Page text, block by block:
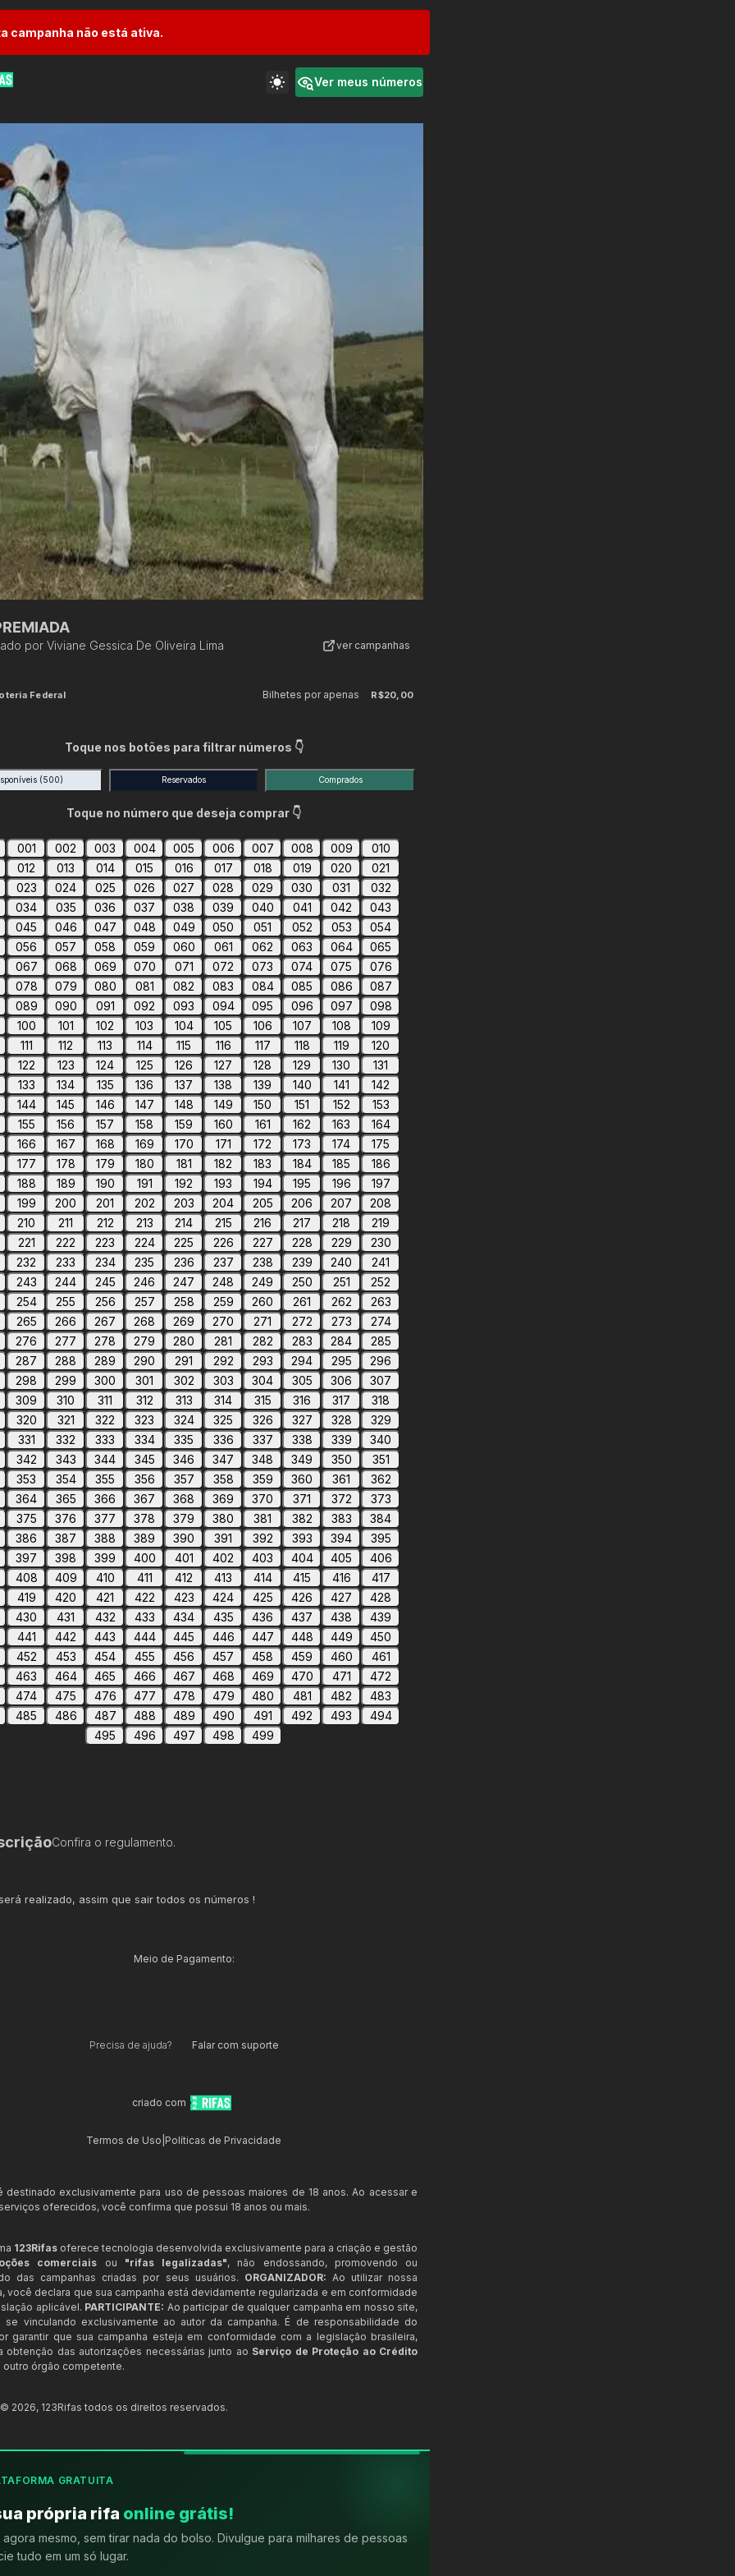
campanha não está ativa.
Ver meus números
por Viviane Gessica De Oliveira Lima ver campanhas
Federal Bilhetes por apenas R$20,00
Toque nos botões para filtrar números 👇
(500) Reservados Comprados
Toque no número que deseja comprar 👇
001 002 003 004 005 006 007 008 009
010
012
013 014 015 016 017 018 019 020
021
023
024 025 026 027 028 029 030 031
032
034
035 036 037 038 039 040 041 042
043
045
046 047 048 049 050 051 052 053
054
056
057 058 059 060 061 062 063 064
065
067
068 069 070 071 072 073 074 075
076
078
079 080 081 082 083 084 085 086
087
089
090 091 092 093 094 095 096 097
098
100
101 102 103 104 105 106 107 108
109
111
112 113 114 115 116 117 118 119
120
122
123 124 125 126 127 128 129 130
131
133
134 135 136 137 138 139 140 141
142
144
145 146 147 148 149 150 151 152
153
155
156 157 158 159 160 161 162 163
164
166
167 168 169 170 171 172 173 174
175
177
178 179 180 181 182 183 184 185
186
188
189 190 191 192 193 194 195 196
197
199
200 201 202 203 204 205 206 207
208
210
211 212 213 214 215 216 217 218
219
221
222 223 224 225 226 227 228 229
230
232
233 234 235 236 237 238 239 240
241
243
244 245 246 247 248 249 250 251
252
254
255 256 257 258 259 260 261 262
263
265
266 267 268 269 270 271 272 273
274
276
277 278 279 280 281 282 283 284
285
287
288 289 290 291 292 293 294 295
296
298
299 300 301 302 303 304 305 306
307
309
310 311 312 313 314 315 316 317
318
320
321 322 323 324 325 326 327 328
329
331
332 333 334 335 336 337 338 339
340
342
343 344 345 346 347 348 349 350
351
353
354 355 356 357 358 359 360 361
362
364
365 366 367 368 369 370 371 372
373
375
376 377 378 379 380 381 382 383
384
386
387 388 389 390 391 392 393 394
395
397
398 399 400 401 402 403 404 405
406
408
409 410 411 412 413 414 415 416
417
419
420 421 422 423 424 425 426 427
428
430
431 432 433 434 435 436 437 438
439
441
442 443 444 445 446 447 448 449
450
452
453 454 455 456 457 458 459 460
461
463
464 465 466 467 468 469 470 471
472
474
475 476 477 478 479 480 481 482
483
485
486 487 488 489 490 491 492 493
494
495
496 497 498 499
Confira o regulamento.
realizado, assim que sair todos os números !
Meio de Pagamento:
Precisa de ajuda? Falar com suporte
criado com
Termos de Uso Políticas de Privacidade
destinado exclusivamente para uso de pessoas maiores de 18 anos. Ao acessar e
oferecidos, você confirma que possui 18 anos ou mais.
123Rifas oferece tecnologia desenvolvida exclusivamente para a criação e gestão
comerciais ou "rifas legalizadas", não endossando, promovendo ou
das campanhas criadas por seus usuários. ORGANIZADOR: Ao utilizar nossa
você declara que sua campanha está devidamente regularizada e em conformidade
aplicável. PARTICIPANTE: Ao participar de qualquer campanha em nosso site,
se vinculando exclusivamente ao autor da campanha. É de responsabilidade do
garantir que sua campanha esteja em conformidade com a legislação brasileira,
obtenção das autorizações necessárias junto ao Serviço de Proteção ao Crédito
órgão competente.
© 2026, 123Rifas todos os direitos reservados.
GRATUITA
própria rifa online grátis!
mesmo, sem tirar nada do bolso. Divulgue para milhares de pessoas
tudo em um só lugar.